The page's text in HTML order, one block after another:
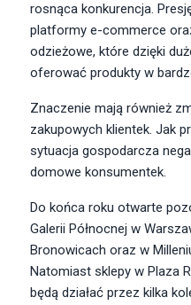
rosnąca konkurencja.
platformy e-commerce
odzieżowe, które dzięki
oferować produkty w
Znaczenie mają również
zakupowych klientek. Jak
sytuacja gospodarcza
domowe konsumentek.
Do końca roku otwarte
Galerii Północnej w
Bronowicach oraz w
Natomiast sklepy w Plaza
będą działać przez kilka